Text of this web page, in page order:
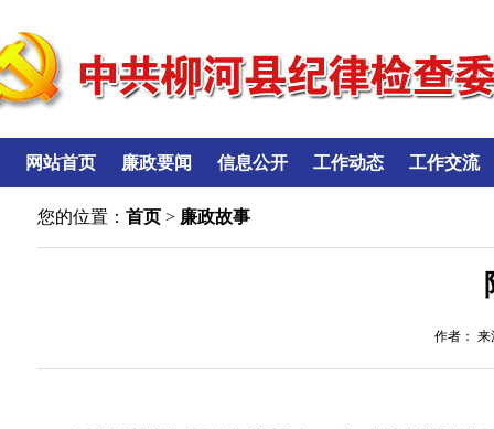
网站首页 廉政要闻 信息公开 工作动态 工作交流
您的位置：首页 > 廉政故事
作者： 来